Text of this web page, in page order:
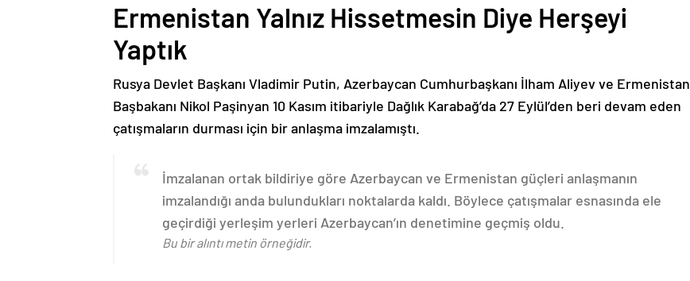
Ermenistan Yalnız Hissetmesin Diye Herşeyi
Yaptık
Rusya Devlet Başkanı Vladimir Putin, Azerbaycan Cumhurbaşkanı İlham Aliyev ve Ermenistan
Başbakanı Nikol Paşinyan 10 Kasım itibariyle Dağlık Karabağ’da 27 Eylül’den beri devam eden
çatışmaların durması için bir anlaşma imzalamıştı.
İmzalanan ortak bildiriye göre Azerbaycan ve Ermenistan güçleri anlaşmanın
imzalandığı anda bulundukları noktalarda kaldı. Böylece çatışmalar esnasında ele
geçirdiği yerleşim yerleri Azerbaycan’ın denetimine geçmiş oldu.
Bu bir alıntı metin örneğidir.